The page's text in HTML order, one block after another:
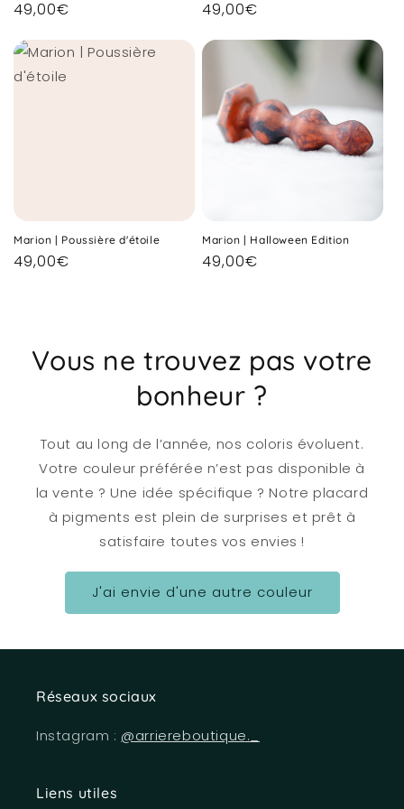
Prix
49,00€
Prix
49,00€
Marion | Poussière d'étoile
Prix
49,00€
Marion | Halloween Edition
Prix
49,00€
Vous ne trouvez pas votre
bonheur ?
Tout au long de l’année, nos coloris évoluent.
Votre couleur préférée n’est pas disponible à
la vente ? Une idée spécifique ? Notre placard
à pigments est plein de surprises et prêt à
satisfaire toutes vos envies !
J'ai envie d'une autre couleur
Réseaux sociaux
Instagram : @arriereboutique._
Liens utiles